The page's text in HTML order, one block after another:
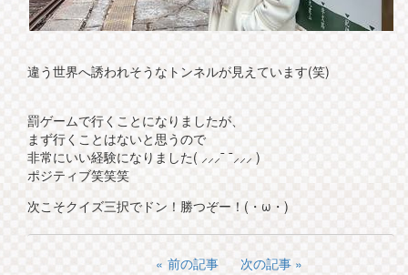
違う世界へ誘われそうなトンネルが見えています(笑)
罰ゲームで行くことになりましたが、
まず行くことはないと思うので
非常にいい経験になりました( ⸝⸝⸝¯ ¯⸝⸝⸝ )
ポジティブ笑笑笑
次こそクイズ三択でドン！勝つぞー！(・ω・)
前の記事 次の記事